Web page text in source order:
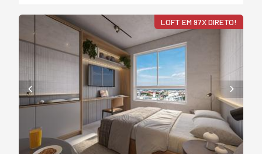
LOFT EM 97X DIRETO!